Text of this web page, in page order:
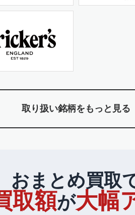
取り扱い銘柄をもっと見る
おまとめ買取
取額が大幅